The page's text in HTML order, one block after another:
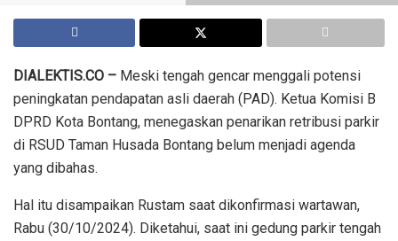
DIALEKTIS.CO – Meski tengah gencar menggali potensi
peningkatan pendapatan asli daerah (PAD). Ketua Komisi B
DPRD Kota Bontang, menegaskan penarikan retribusi parkir
di RSUD Taman Husada Bontang belum menjadi agenda
yang dibahas.
Hal itu disampaikan Rustam saat dikonfirmasi wartawan,
Rabu (30/10/2024). Diketahui, saat ini gedung parkir tengah